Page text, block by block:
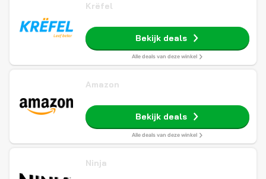
Krëfel
Bekijk deals
Alle deals van deze winkel
Amazon
Bekijk deals
Alle deals van deze winkel
Ninja